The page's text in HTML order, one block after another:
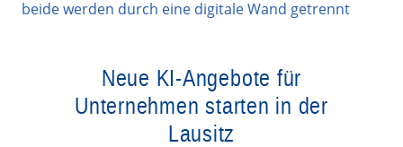
Neue KI-Angebote für
Unternehmen starten in der
Lausitz